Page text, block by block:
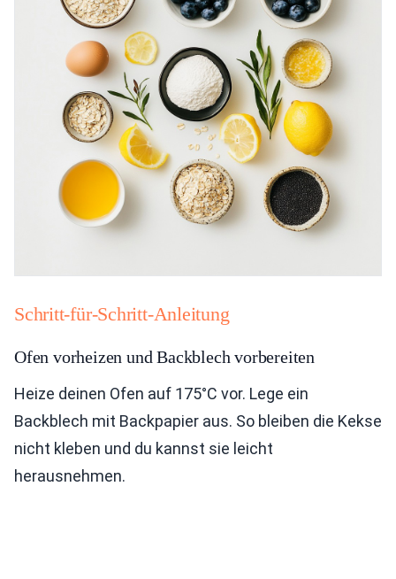
Schritt-für-Schritt-Anleitung
Ofen vorheizen und Backblech vorbereiten
Heize deinen Ofen auf 175°C vor. Lege ein
Backblech mit Backpapier aus. So bleiben die Kekse
nicht kleben und du kannst sie leicht
herausnehmen.